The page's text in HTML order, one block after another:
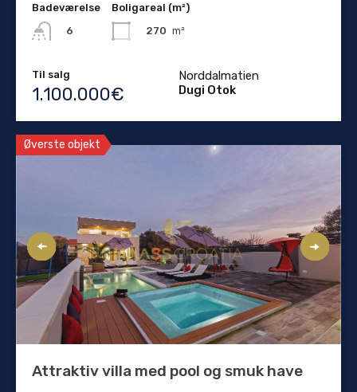
Badeværelse
6
Boligareal (m²)
270 m²
Til salg
1.100.000€
Norddalmatien
Dugi Otok
Øverste objekt
Attraktiv villa med pool og smuk have